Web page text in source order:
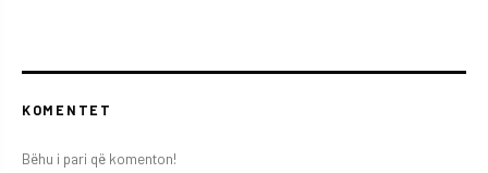
KOMENTET
Bëhu i pari që komenton!